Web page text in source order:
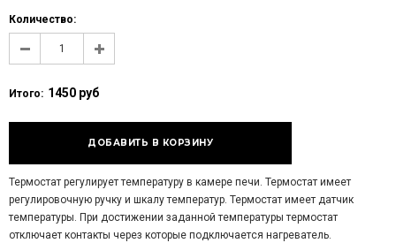
Количество:
Итого: 1450 руб
Термостат регулирует температуру в камере печи. Термостат имеет
регулировочную ручку и шкалу температур. Термостат имеет датчик
температуры. При достижении заданной температуры термостат
отключает контакты через которые подключается нагреватель.